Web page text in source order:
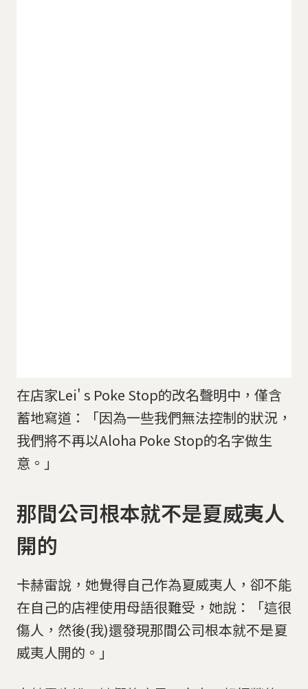
在店家Lei' s Poke Stop的改名聲明中，僅含
蓄地寫道：「因為一些我們無法控制的狀況，
我們將不再以Aloha Poke Stop的名字做生
意。」
那間公司根本就不是夏威夷人
開的
卡赫雷說，她覺得自己作為夏威夷人，卻不能
在自己的店裡使用母語很難受，她說：「這很
傷人，然後(我)還發現那間公司根本就不是夏
威夷人開的。」